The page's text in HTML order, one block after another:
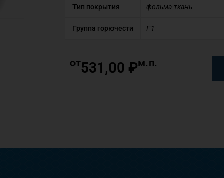
Тип покрытия фольма-ткань
Группа горючести Г1
от531,00 ₽м.п.